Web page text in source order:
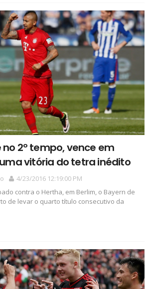
2º tempo, vence em
vitória do tetra inédito
4/23/2016 12:19:00 PM
contra o Hertha, em Berlim, o Bayern de
de levar o quarto título consecutivo da